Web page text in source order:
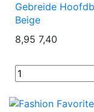
Gebreide
Beige
8,95 7,40